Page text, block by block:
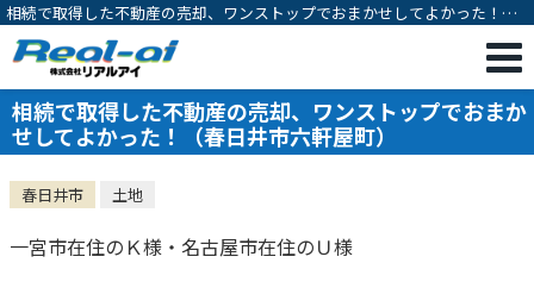
相続で取得した不動産の売却、ワンストップでおまかせしてよかった！
（春日井市六軒屋町）｜不動産相続・売却専門｜一宮市の不動産売却・購
入・相続対策・有効活用のご相談は株式会社リアルアイ
相続で取得した不動産の売却、ワンストップでおまか
せしてよかった！（春日井市六軒屋町）
春日井市 土地
一宮市在住のＫ様・名古屋市在住のＵ様